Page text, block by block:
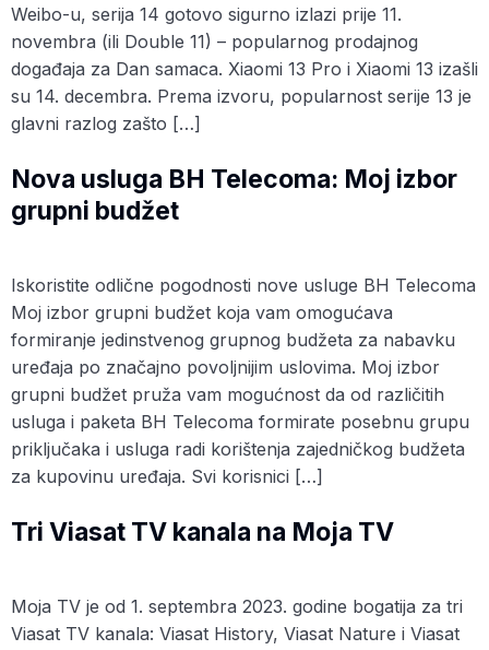
Weibo-u, serija 14 gotovo sigurno izlazi prije 11.
novembra (ili Double 11) – popularnog prodajnog
događaja za Dan samaca. Xiaomi 13 Pro i Xiaomi 13 izašli
su 14. decembra. Prema izvoru, popularnost serije 13 je
glavni razlog zašto […]
Nova usluga BH Telecoma: Moj izbor
grupni budžet
Iskoristite odlične pogodnosti nove usluge BH Telecoma
Moj izbor grupni budžet koja vam omogućava
formiranje jedinstvenog grupnog budžeta za nabavku
uređaja po značajno povoljnijim uslovima. Moj izbor
grupni budžet pruža vam mogućnost da od različitih
usluga i paketa BH Telecoma formirate posebnu grupu
priključaka i usluga radi korištenja zajedničkog budžeta
za kupovinu uređaja. Svi korisnici […]
Tri Viasat TV kanala na Moja TV
Moja TV je od 1. septembra 2023. godine bogatija za tri
Viasat TV kanala: Viasat History, Viasat Nature i Viasat